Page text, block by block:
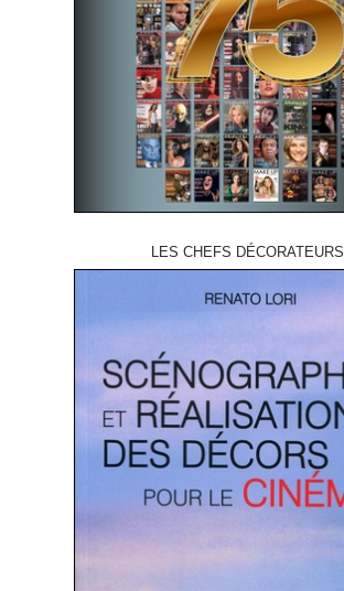
LES CHEFS DÉCORATEURS